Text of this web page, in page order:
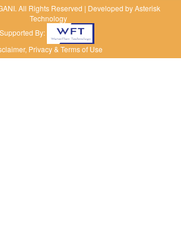
All Rights Reserved | Developed byAsterisk
Technology
Supported By:
Privacy & Terms of Use